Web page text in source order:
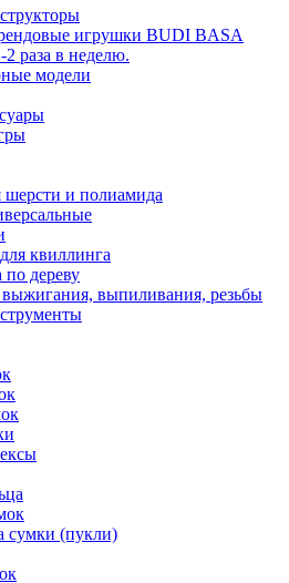
игрушки BUDI BASA
раза в неделю.
модели
шерсти и полиамида
квиллинга
дереву
выжигания, выпиливания, резьбы
сумки (пукли)